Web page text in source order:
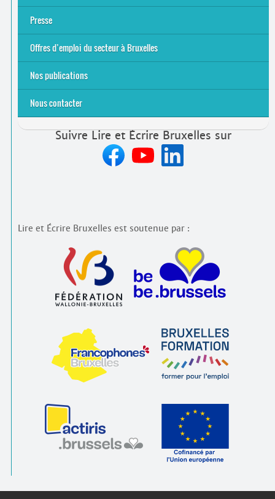
Équipe et contacts
Accompagnement individuel
Accompagnement collectif
Folder Service Alpha-Emploi
Presse
2021
2024
2025
Offres d’emploi du secteur à Bruxelles
Emplois rémunérés
Bénévolat
Candidature spontanée à Lire et Écrire Bruxelles
Nos publications
Nous contacter
Suivre Lire et Écrire Bruxelles sur
Lire et Écrire Bruxelles est soutenue par :